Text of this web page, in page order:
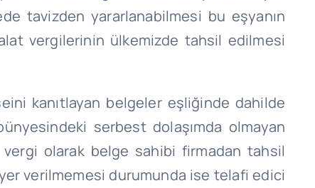
tavizden yararlanabilmesi bu eşyanın
vergilerinin ülkemizde tahsil edilmesi
kanıtlayan belgeler eşliğinde dahilde
serbest dolaşımda olmayan
olarak belge sahibi firmadan tahsil
verilmemesi durumunda ise telafi edici